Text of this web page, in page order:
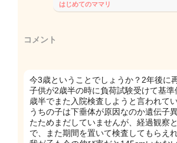
はじめてのママリ
コメント
今3歳ということでしょうか？2年後に
子供が2歳半の時に負荷試験受けて基
歳半でまた入院検査しようと言われてい
うちの子は下垂体が原因なのか遺伝子
たためまだしていませんが、経過観察
で、また期間を置いて検査してもらえ